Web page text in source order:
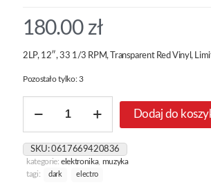
180.00 zł
2LP, 12″, 33 1/3 RPM, Transparent Red Vinyl,
Pozostało tylko: 3
Arglistige
[Transparent
Red]
Dodaj do
SKU:0617669420836
kategorie:elektronika, muzyka
tagi:
dark electro